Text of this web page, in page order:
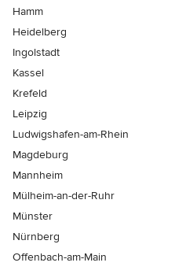
Hamm
Heidelberg
Ingolstadt
Kassel
Krefeld
Leipzig
Ludwigshafen-am-Rhein
Magdeburg
Mannheim
Mülheim-an-der-Ruhr
Münster
Nürnberg
Offenbach-am-Main